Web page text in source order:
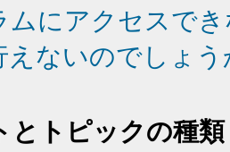
ムにアクセスで
えないのでしょう
とトピックの種類